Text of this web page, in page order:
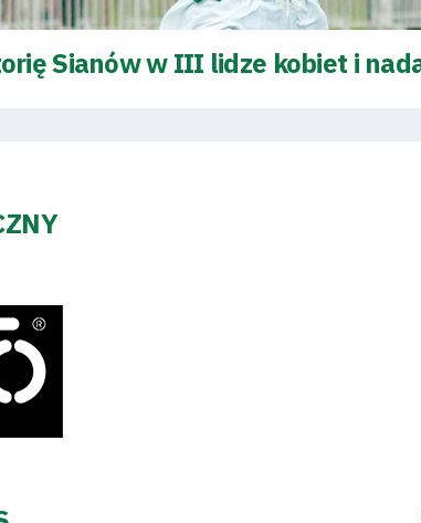
Sianów w III lidze kobiet i